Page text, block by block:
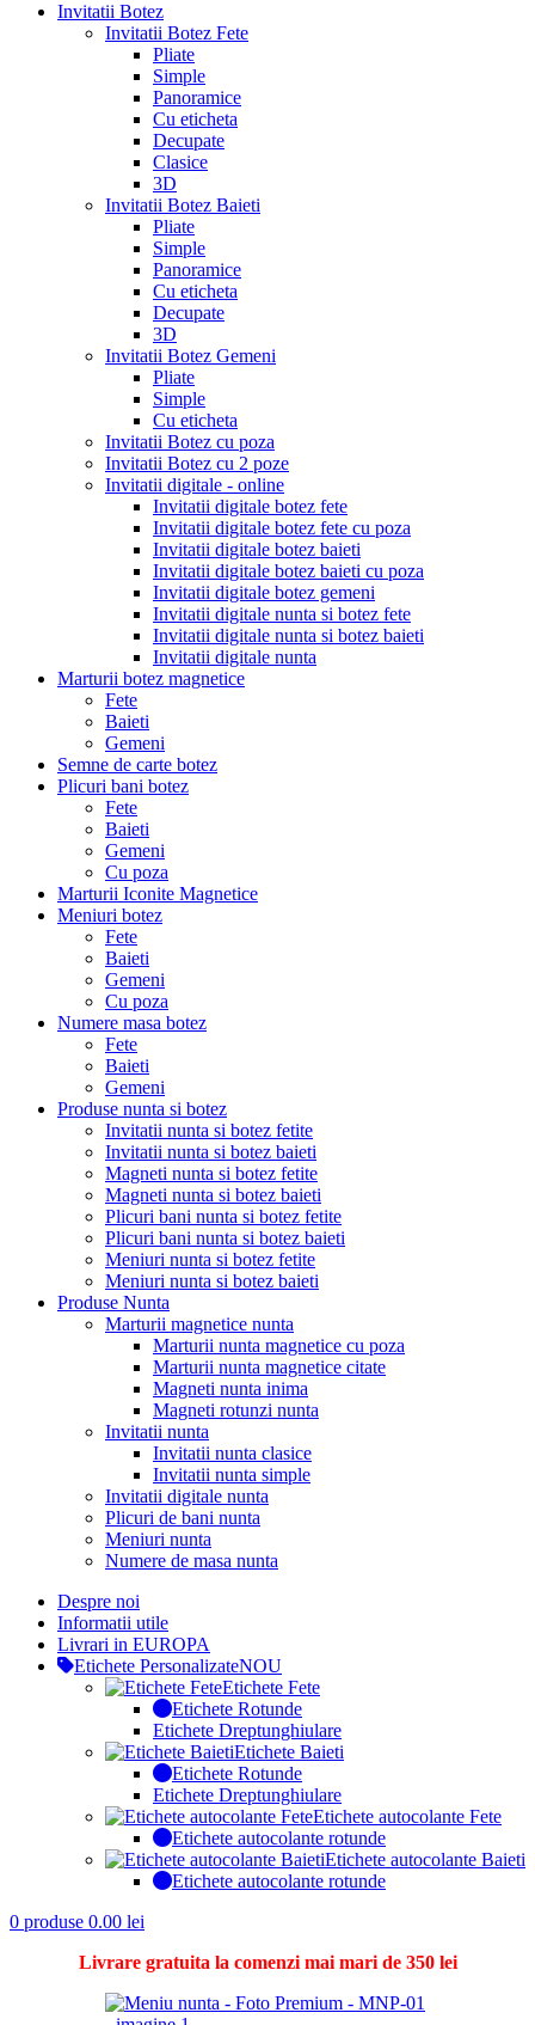
Invitatii Botez
Invitatii Botez Fete
Pliate
Simple
Panoramice
Cu eticheta
Decupate
Clasice
3D
Invitatii Botez Baieti
Pliate
Simple
Panoramice
Cu eticheta
Decupate
3D
Invitatii Botez Gemeni
Pliate
Simple
Cu eticheta
Invitatii Botez cu poza
Invitatii Botez cu 2 poze
Invitatii digitale - online
Invitatii digitale botez fete
Invitatii digitale botez fete cu poza
Invitatii digitale botez baieti
Invitatii digitale botez baieti cu poza
Invitatii digitale botez gemeni
Invitatii digitale nunta si botez fete
Invitatii digitale nunta si botez baieti
Invitatii digitale nunta
Marturii botez magnetice
Fete
Baieti
Gemeni
Semne de carte botez
Plicuri bani botez
Fete
Baieti
Gemeni
Cu poza
Marturii Iconite Magnetice
Meniuri botez
Fete
Baieti
Gemeni
Cu poza
Numere masa botez
Fete
Baieti
Gemeni
Produse nunta si botez
Invitatii nunta si botez fetite
Invitatii nunta si botez baieti
Magneti nunta si botez fetite
Magneti nunta si botez baieti
Plicuri bani nunta si botez fetite
Plicuri bani nunta si botez baieti
Meniuri nunta si botez fetite
Meniuri nunta si botez baieti
Produse Nunta
Marturii magnetice nunta
Marturii nunta magnetice cu poza
Marturii nunta magnetice citate
Magneti nunta inima
Magneti rotunzi nunta
Invitatii nunta
Invitatii nunta clasice
Invitatii nunta simple
Invitatii digitale nunta
Plicuri de bani nunta
Meniuri nunta
Numere de masa nunta
Despre noi
Informatii utile
Livrari in EUROPA
Etichete PersonalizateNOU
Etichete Fete
Etichete Rotunde
Etichete Dreptunghiulare
Etichete Baieti
Etichete Rotunde
Etichete Dreptunghiulare
Etichete autocolante Fete
Etichete autocolante rotunde
Etichete autocolante Baieti
Etichete autocolante rotunde
0 produse 0.00 lei
Livrare gratuita la comenzi mai mari de 350 lei